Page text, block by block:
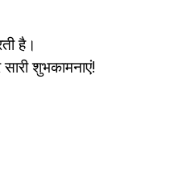
है।
शुभकामनाएं!